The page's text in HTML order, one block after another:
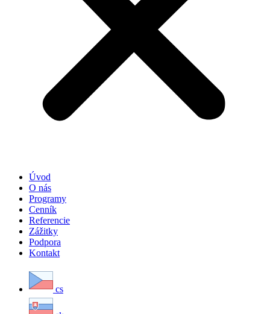
Úvod
O nás
Programy
Cenník
Referencie
Zážitky
Podpora
Kontakt
cs